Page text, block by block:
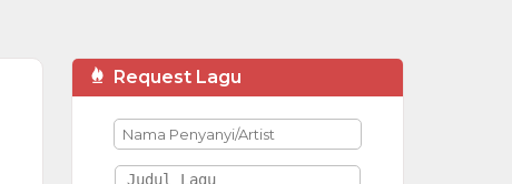
Request Lagu